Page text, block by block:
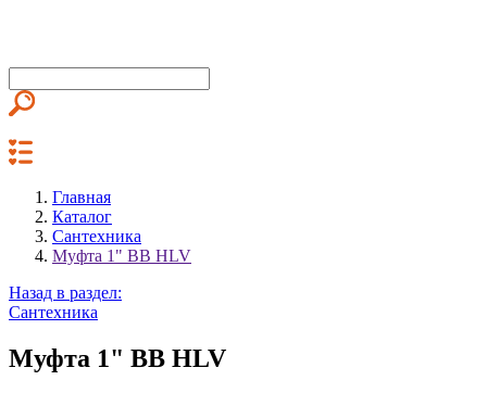
Главная
Каталог
Сантехника
Муфта 1" ВВ HLV
Назад в раздел:
Сантехника
Муфта 1" ВВ HLV